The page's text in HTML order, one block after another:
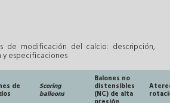
de modificación del calcio: descripción,
y especificaciones
de Scoring
balloons
Balones no
distensibles
(NC) de alta